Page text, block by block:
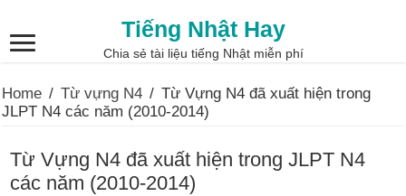
Tiếng Nhật Hay
Chia sẻ tài liệu tiếng Nhật miễn phí
Home / Từ vựng N4 / Từ Vựng N4 đã xuất hiện trong
JLPT N4 các năm (2010-2014)
Từ Vựng N4 đã xuất hiện trong JLPT N4
các năm (2010-2014)